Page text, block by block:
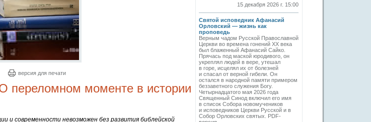
версия для печати
переломном моменте в истории
и современности невозможен без развития библейской
15 декабря 2026 г. 15:00
Святой исповедник Афанасий
Орловский — жизнь как
проповедь
Верным чадом Русской Православной
Церкви во времена гонений XX века
был блаженный Афанасий Сайко.
Прячась под маской юродивого, он
укреплял людей в вере, утешал
в горе, исцелял их от болезней
и спасал от верной гибели. Он
остался в народной памяти примером
беззаветного служения Богу.
Четырнадцатого мая 2026 года
Священный Синод включил его имя
в список Собора новомучеников
и исповедников Церкви Русской и в
Собор Орловских святых. PDF-